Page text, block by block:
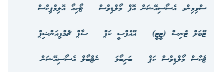
ސްވިމިންގ އެސޯސިއޭޝަން އޮފް މޯލްޑިވްސް
ޓޯކިއޯ އޮލިމްޕިކްސް
ޓޭބަލް ޓެނިސް (ޓީޓީ)
އޭއެފްސީ ކަޕް
ސާޕް ޗެމްޕިއަންޝިޕް
ޓެކާސް މޯލްޑިވްސް ކަޕް
ބަށިބޯޅަ
ނެޓްބޯލް އެސޯސިއޭޝަން